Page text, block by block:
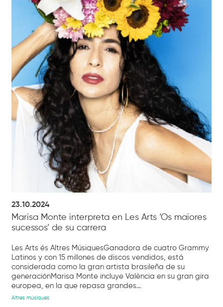
23.10.2024
Marisa Monte interpreta en Les Arts ‘Os maiores
sucessos’ de su carrera
Les Arts és Altres MúsiquesGanadora de cuatro Grammy
Latinos y con 15 millones de discos vendidos, está
considerada como la gran artista brasileña de su
generaciónMarisa Monte incluye València en su gran gira
europea, en la que repasa grandes...
Altres músiques